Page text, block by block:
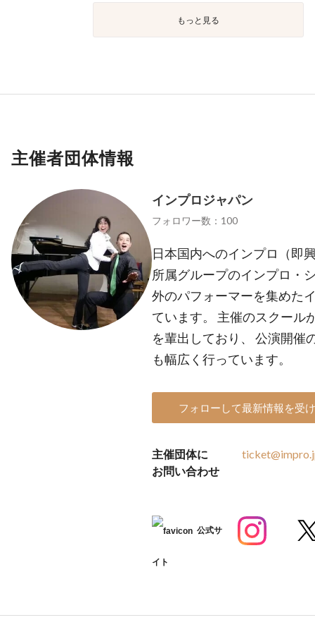
もっと見る
主催者団体情報
インプロジャパン
フォロワー数：100
日本国内へのインプロ（即
所属グループのインプロ・
外のパフォーマーを集めた
ています。 主催のスクール
を輩出しており、 公演開催
も幅広く行っています。
フォローして最新情報を受
主催団体に
お問い合わせ
公式サ
イト